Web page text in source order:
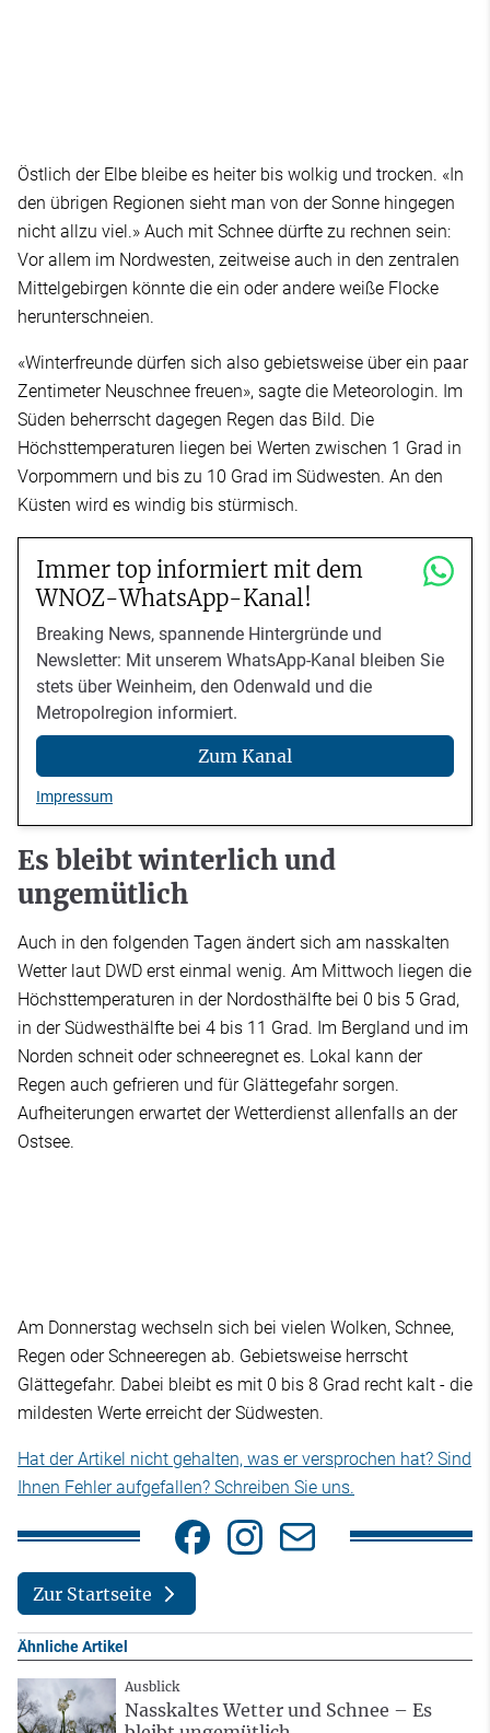
Östlich der Elbe bleibe es heiter bis wolkig und trocken. «In
den übrigen Regionen sieht man von der Sonne hingegen
nicht allzu viel.» Auch mit Schnee dürfte zu rechnen sein:
Vor allem im Nordwesten, zeitweise auch in den zentralen
Mittelgebirgen könnte die ein oder andere weiße Flocke
herunterschneien.
«Winterfreunde dürfen sich also gebietsweise über ein paar
Zentimeter Neuschnee freuen», sagte die Meteorologin. Im
Süden beherrscht dagegen Regen das Bild. Die
Höchsttemperaturen liegen bei Werten zwischen 1 Grad in
Vorpommern und bis zu 10 Grad im Südwesten. An den
Küsten wird es windig bis stürmisch.
Immer top informiert mit dem
WNOZ-WhatsApp-Kanal!
Breaking News, spannende Hintergründe und
Newsletter: Mit unserem WhatsApp-Kanal bleiben Sie
stets über Weinheim, den Odenwald und die
Metropolregion informiert.
Zum Kanal
Impressum
Es bleibt winterlich und
ungemütlich
Auch in den folgenden Tagen ändert sich am nasskalten
Wetter laut DWD erst einmal wenig. Am Mittwoch liegen die
Höchsttemperaturen in der Nordosthälfte bei 0 bis 5 Grad,
in der Südwesthälfte bei 4 bis 11 Grad. Im Bergland und im
Norden schneit oder schneeregnet es. Lokal kann der
Regen auch gefrieren und für Glättegefahr sorgen.
Aufheiterungen erwartet der Wetterdienst allenfalls an der
Ostsee.
Am Donnerstag wechseln sich bei vielen Wolken, Schnee,
Regen oder Schneeregen ab. Gebietsweise herrscht
Glättegefahr. Dabei bleibt es mit 0 bis 8 Grad recht kalt - die
mildesten Werte erreicht der Südwesten.
Hat der Artikel nicht gehalten, was er versprochen hat? Sind
Ihnen Fehler aufgefallen? Schreiben Sie uns.
Zur Startseite
Ähnliche Artikel
Ausblick
Nasskaltes Wetter und Schnee – Es